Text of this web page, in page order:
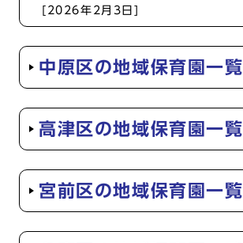
[2026年2月3日]
中原区の地域保育園一覧
高津区の地域保育園一覧
宮前区の地域保育園一覧